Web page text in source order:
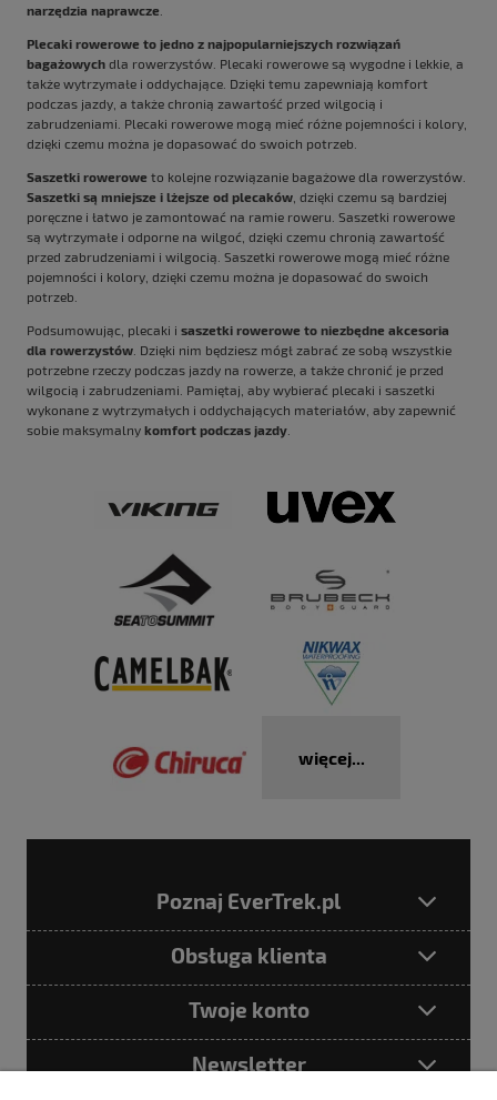
narzędzia naprawcze
Plecaki rowerowe to jedno z najpopularniejszych rozwiązań
bagażowych dla rowerzystów. Plecaki rowerowe są wygodne i lekkie, a
także wytrzymałe i oddychające. Dzięki temu zapewniają komfort
podczas jazdy, a także chronią zawartość przed wilgocią i
zabrudzeniami. Plecaki rowerowe mogą mieć różne pojemności i kolory,
dzięki czemu można je dopasować do swoich potrzeb.
Saszetki rowerowe to kolejne rozwiązanie bagażowe dla rowerzystów.
Saszetki są mniejsze i lżejsze od plecaków , dzięki czemu są bardziej
poręczne i łatwo je zamontować na ramie roweru. Saszetki rowerowe
są wytrzymałe i odporne na wilgoć, dzięki czemu chronią zawartość
przed zabrudzeniami i wilgocią. Saszetki rowerowe mogą mieć różne
pojemności i kolory, dzięki czemu można je dopasować do swoich
potrzeb.
Podsumowując, plecaki i saszetki rowerowe to niezbędne akcesoria
dla rowerzystów . Dzięki nim będziesz mógł zabrać ze sobą wszystkie
potrzebne rzeczy podczas jazdy na rowerze, a także chronić je przed
wilgocią i zabrudzeniami. Pamiętaj, aby wybierać plecaki i saszetki
wykonane z wytrzymałych i oddychających materiałów, aby zapewnić
sobie maksymalny komfort podczas jazdy
więcej...
Poznaj EverTrek.pl
Obsługa klienta
Twoje konto
Newsletter